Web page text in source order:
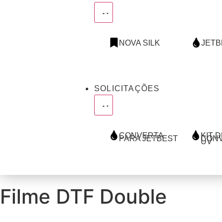
NOVA SILK
SOLICITAÇÕES
CONVERTA
PARA JETBEST KIT
UV
Filme DTF Double